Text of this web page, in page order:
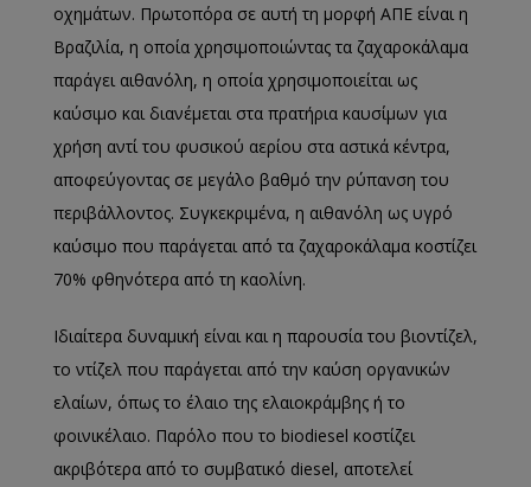
οχημάτων. Πρωτοπόρα σε αυτή τη μορφή ΑΠΕ είναι η
Βραζιλία, η οποία χρησιμοποιώντας τα ζαχαροκάλαμα
παράγει αιθανόλη, η οποία χρησιμοποιείται ως
καύσιμο και διανέμεται στα πρατήρια καυσίμων για
χρήση αντί του φυσικού αερίου στα αστικά κέντρα,
αποφεύγοντας σε μεγάλο βαθμό την ρύπανση του
περιβάλλοντος. Συγκεκριμένα, η αιθανόλη ως υγρό
καύσιμο που παράγεται από τα ζαχαροκάλαμα κοστίζει
70% φθηνότερα από τη καολίνη.
Ιδιαίτερα δυναμική είναι και η παρουσία του βιοντίζελ,
το ντίζελ που παράγεται από την καύση οργανικών
ελαίων, όπως το έλαιο της ελαιοκράμβης ή το
φοινικέλαιο. Παρόλο που το biodiesel κοστίζει
ακριβότερα από το συμβατικό diesel, αποτελεί